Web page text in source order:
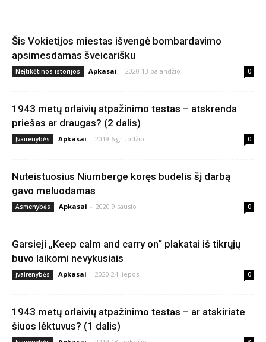
Šis Vokietijos miestas išvengė bombardavimo
apsimesdamas šveicarišku
Neįtikėtinos istorijos Apkasai - 2020 13 balandžio 0
1943 metų orlaivių atpažinimo testas – atskrenda
priešas ar draugas? (2 dalis)
Įvairenybės Apkasai - 2019 6 gruodžio 0
Nuteistuosius Niurnberge koręs budelis šį darbą
gavo meluodamas
Asmenybės Apkasai - 2020 9 sausio 0
Garsieji „Keep calm and carry on“ plakatai iš tikrųjų
buvo laikomi nevykusiais
Įvairenybės Apkasai - 2020 24 liepos 0
1943 metų orlaivių atpažinimo testas – ar atskiriate
šiuos lėktuvus? (1 dalis)